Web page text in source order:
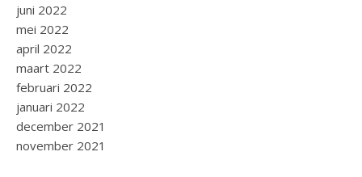
juni 2022
mei 2022
april 2022
maart 2022
februari 2022
januari 2022
december 2021
november 2021